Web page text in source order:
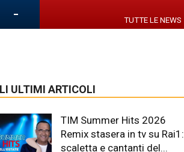
- TUTTE LE NEWS
ULTIMI ARTICOLI
TIM Summer Hits 2026
Remix stasera in tv su Rai1:
scaletta e cantanti del...